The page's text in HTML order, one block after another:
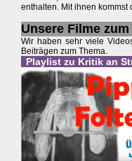
enthalten. Mit ihnen
Unsere Filme zum
Wir haben sehr viele
Beiträgen zum Thema.
Playlist zu Kritik an